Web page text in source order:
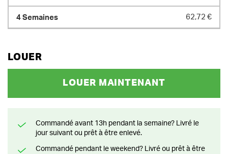
62,72 €
LOUER
LOUER MAINTENANT
Commandé avant 13h pendant la semaine? Livré le
jour suivant ou prêt à être enlevé.
Commandé pendant le weekend? Livré ou prêt à être